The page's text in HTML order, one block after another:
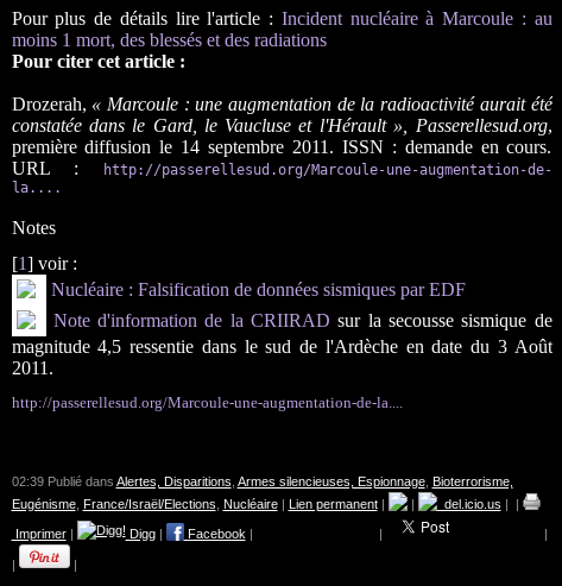
Pour plus de détails lire l'article : Incident nucléaire à Marcoule : au
moins 1 mort, des blessés et des radiations
Pour citer cet article :
Drozerah, « Marcoule : une augmentation de la radioactivité aurait été
constatée dans le Gard, le Vaucluse et l'Hérault », Passerellesud.org,
première diffusion le 14 septembre 2011. ISSN : demande en cours.
URL :
http://passerellesud.org/Marcoule-une-augmentation-de-
la....
Notes
[1] voir :
Nucléaire : Falsification de données sismiques par EDF
Note d'information de la CRIIRADsur la secousse sismique de
magnitude 4,5 ressentie dans le sud de l'Ardèche en date du 3 Août
2011.
http://passerellesud.org/Marcoule-une-augmentation-de-la....
02:39 Publié dans Alertes, Disparitions Armes silencieuses, Espionnage, Bioterrorisme,
Eugénisme, France/Israël/Elections Nucléaire| Lien permanent| | del.icio.us | |
Imprimer| Digg| Facebook | | |
| |